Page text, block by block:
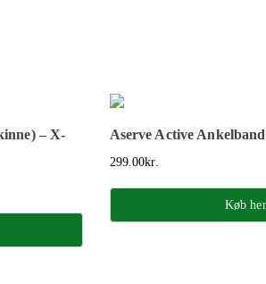
– X-
Aserve Active
299.00kr.
Køb her